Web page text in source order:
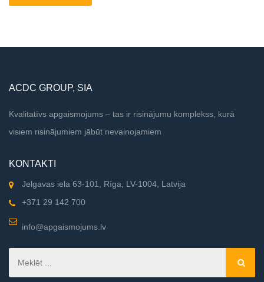
ACDC GROUP, SIA
Kvalitatīvs apgaismojums – tas ir risinājumu komplekss, kurā
visiem risinājumiem jābūt nevainojamiem
KONTAKTI
Jelgavas iela 63-101, Rīga, LV-1004, Latvija
+371 29 142 700
info@apgaismojums.lv